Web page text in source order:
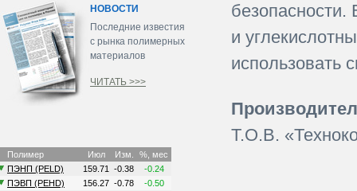
НОВОСТИ
Последние известия
с рынка полимерных
материалов
ЧИТАТЬ >>>
и
использовать
Т.О.В.